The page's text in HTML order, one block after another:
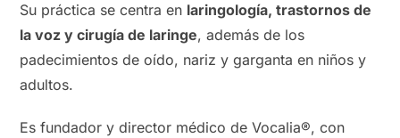
Su práctica se centra en laringología, trastornos de
la voz y cirugía de laringe, además de los
padecimientos de oído, nariz y garganta en niños y
adultos.
Es fundador y director médico de Vocalia®, con